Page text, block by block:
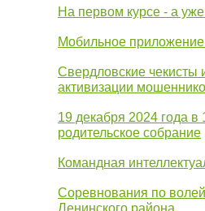
На первом курсе - а
Мобильное
Свердловские
активизации
19 декабря 2024 года
родительское собрание
Командная
Соревнования по
Ленинского района.